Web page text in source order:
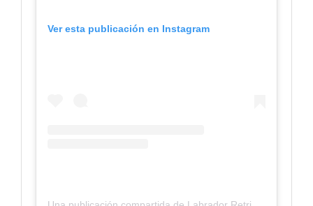
Ver esta publicación en Instagram